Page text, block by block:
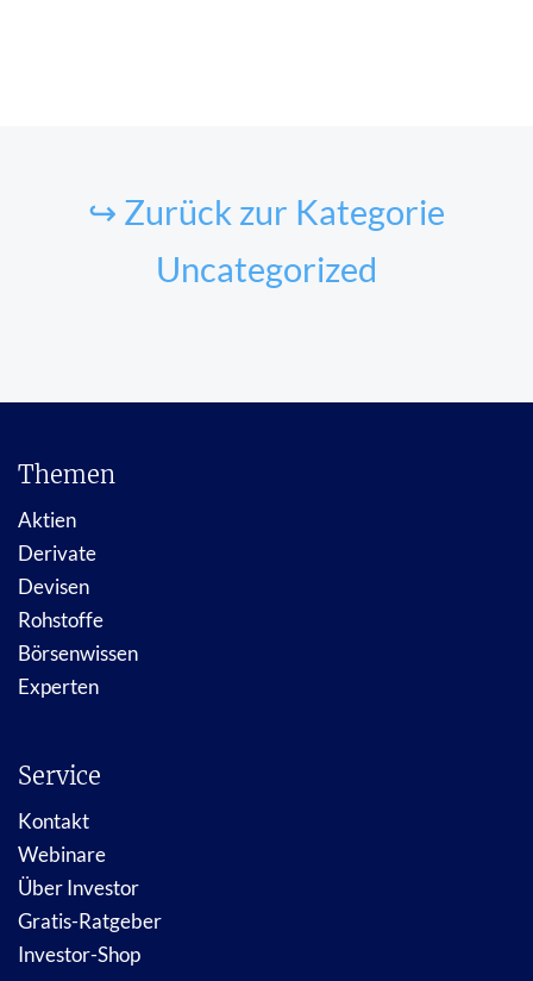
↪ Zurück zur Kategorie
Uncategorized
Themen
Aktien
Derivate
Devisen
Rohstoffe
Börsenwissen
Experten
Service
Kontakt
Webinare
Über Investor
Gratis-Ratgeber
Investor-Shop